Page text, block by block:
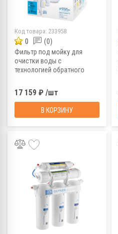
Код товара: 233958
0 (0)
Фильтр под мойку для
очистки воды c
технологией обратного
ОСМО 100
17 159 ₽ /шт
В КОРЗИНУ